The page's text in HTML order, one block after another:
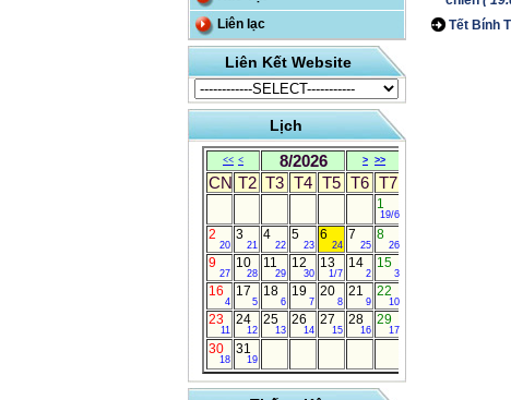
Liên lạc
Liên Kết Website
Lịch
<< < 8/2026 > >>
CN T2 T3 T4 T5 T6 T7
1
19/6
2
20
3
21
4
22
5
23
6
24
7
25
8
26
9
27
10
28
11
29
12
30
13
1/7
14
2
15
3
16
4
17
5
18
6
19
7
20
8
21
9
22
10
23
11
24
12
25
13
26
14
27
15
28
16
29
17
30
18
31
19
Tết Bính